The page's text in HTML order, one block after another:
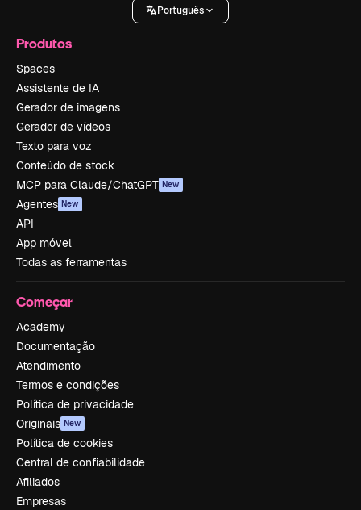
Português
Produtos
Spaces
Assistente de IA
Gerador de imagens
Gerador de vídeos
Texto para voz
Conteúdo de stock
MCP para Claude/ChatGPT New
Agentes New
API
App móvel
Todas as ferramentas
Começar
Academy
Documentação
Atendimento
Termos e condições
Política de privacidade
Originais New
Política de cookies
Central de confiabilidade
Afiliados
Empresas